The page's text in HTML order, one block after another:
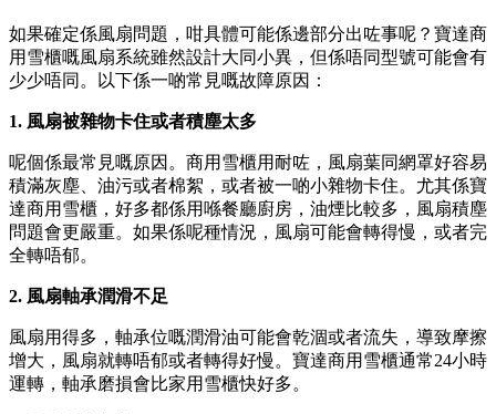
如果確定係風扇問題，咁具體可能係邊部分出咗事呢？寶達商
用雪櫃嘅風扇系統雖然設計大同小異，但係唔同型號可能會有
少少唔同。以下係一啲常見嘅故障原因：
1. 風扇被雜物卡住或者積塵太多
呢個係最常見嘅原因。商用雪櫃用耐咗，風扇葉同網罩好容易
積滿灰塵、油污或者棉絮，或者被一啲小雜物卡住。尤其係寶
達商用雪櫃，好多都係用喺餐廳廚房，油煙比較多，風扇積塵
問題會更嚴重。如果係呢種情況，風扇可能會轉得慢，或者完
全轉唔郁。
2. 風扇軸承潤滑不足
風扇用得多，軸承位嘅潤滑油可能會乾涸或者流失，導致摩擦
增大，風扇就轉唔郁或者轉得好慢。寶達商用雪櫃通常24小時
運轉，軸承磨損會比家用雪櫃快好多。